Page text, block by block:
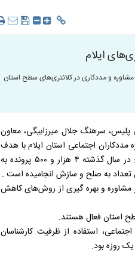
معاون هماهنگ کننده فرمانده انتظامی استان ایلام گفت: در حال حاضر ۱۵ مرکز مشاوره و مددکاری در کلانتری‌های سطح استان
پلیس، سرهنگ جلال میرزابیگی، معاون
مددکاران اجتماعی استان ایلام با هدف
بررسی علل و عوامل تعارضات خانوادگی و راهکارهای پیشگیری از آن اظهار کرد: در سال گذشته ۴ هزار و ۵۰۰ پرونده به
مشاوره و بهره گیری از روش‌های کاهش
استفاده از ظرفیت کارشناسان
روزه بود.